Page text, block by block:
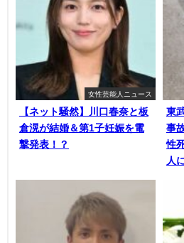
女性芸能人ニュース
【ネット騒然】川口春奈と板
倉滉が結婚＆第1子妊娠を電
撃発表！？
東
事
性
人